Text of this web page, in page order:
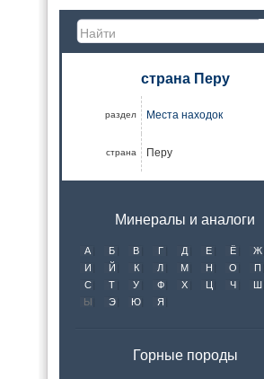
страна Перу
раздел Места находок
страна Перу
Минералы и аналоги
А Б В Г Д Е Ё Ж
И
Й К Л М Н О П
С
Т У Ф Х Ц Ч Ш
Ы
Э Ю Я
Горные породы